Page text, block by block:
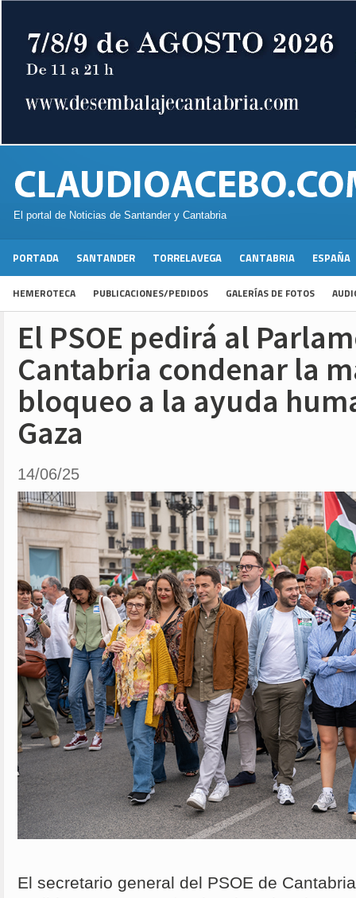
El portal de Noticias de Santander y Cantabria
PORTADA SANTANDER TORRELAVEGA CANTABRIA ESPAÑA
HEMEROTECA PUBLICACIONES/PEDIDOS GALERÍAS DE FOTOS
El PSOE pedirá al
Cantabria condenar la
bloqueo a la ayuda
Gaza
14/06/25
El secretario general del PSOE de